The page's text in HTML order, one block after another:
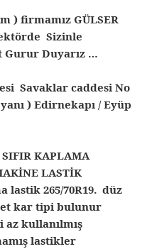
) firmamız GÜLSER
Sizinle
Gurur Duyarız …
Savaklar caddesi No
) Edirnekapı / Eyüp
KAPLAMA
LASTİK
lastik 265/70R19. düz
kar tipi bulunur
az kullanılmış
lastikler